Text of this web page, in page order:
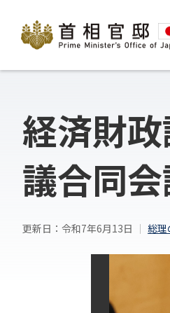
経済財
議合同
更新日：令和7年6月13日 総理